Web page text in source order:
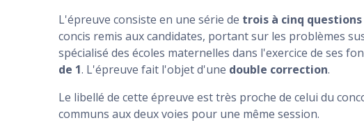
L'épreuve consiste en une série de trois à cinq
concis remis aux candidates, portant sur les problèmes
spécialisé des écoles maternelles dans l'exercice de ses
de 1. L'épreuve fait l'objet d'une double correction.
Le libellé de cette épreuve est très proche de celui du
communs aux deux voies pour une même session.